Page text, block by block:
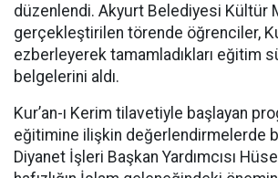
düzenlendi. Akyurt Belediyesi Kültür
gerçekleştirilen törende öğrenciler,
ezberleyerek tamamladıkları eğitim
belgelerini aldı.
Kur’an-ı Kerim tilavetiyle başlayan
eğitimine ilişkin değerlendirmelerde
Diyanet İşleri Başkan Yardımcısı